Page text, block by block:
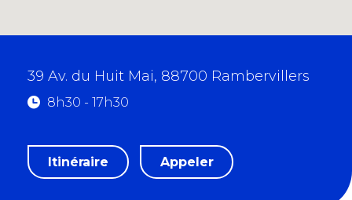
39 Av. du Huit Mai, 88700 Rambervillers
m 8h30 - 17h30
Itinéraire Appeler